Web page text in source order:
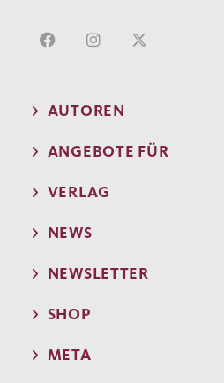
AUTOREN
ANGEBOTE FÜR
VERLAG
NEWS
NEWSLETTER
SHOP
META